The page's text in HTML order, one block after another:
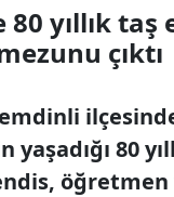
yıllık taş
çıktı
80